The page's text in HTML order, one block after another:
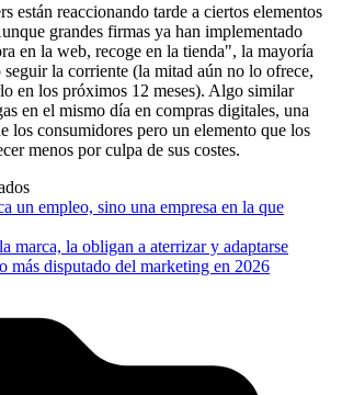
están reaccionando tarde a ciertos elementos
grandes firmas ya han implementado
en la web, recoge en la tienda", la mayoría
seguir la corriente (la mitad aún no lo ofrece,
en los próximos 12 meses). Algo similar
en el mismo día en compras digitales, una
los consumidores pero un elemento que los
menos por culpa de sus costes.
un empleo, sino una empresa en la que
marca, la obligan a aterrizar y adaptarse
más disputado del marketing en 2026